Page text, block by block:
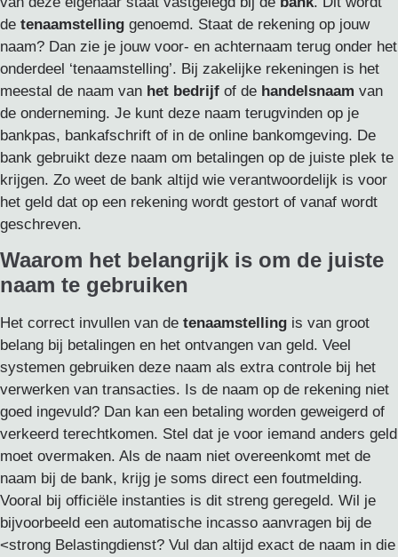
de tenaamstelling genoemd. Staat de rekening op jouw
naam? Dan zie je jouw voor- en achternaam terug onder het
onderdeel ‘tenaamstelling’. Bij zakelijke rekeningen is het
meestal de naam van het bedrijf of de handelsnaam van
de onderneming. Je kunt deze naam terugvinden op je
bankpas, bankafschrift of in de online bankomgeving. De
bank gebruikt deze naam om betalingen op de juiste plek te
krijgen. Zo weet de bank altijd wie verantwoordelijk is voor
het geld dat op een rekening wordt gestort of vanaf wordt
geschreven.
Waarom het belangrijk is om de juiste
naam te gebruiken
Het correct invullen van de tenaamstelling is van groot
belang bij betalingen en het ontvangen van geld. Veel
systemen gebruiken deze naam als extra controle bij het
verwerken van transacties. Is de naam op de rekening niet
goed ingevuld? Dan kan een betaling worden geweigerd of
verkeerd terechtkomen. Stel dat je voor iemand anders geld
moet overmaken. Als de naam niet overeenkomt met de
naam bij de bank, krijg je soms direct een foutmelding.
Vooral bij officiële instanties is dit streng geregeld. Wil je
bijvoorbeeld een automatische incasso aanvragen bij de
<strong Belastingdienst? Vul dan altijd exact de naam in die